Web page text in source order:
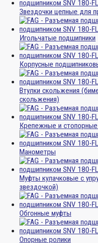
Звездочки цепные для
Игольчатые подшипники
Корпусные
Втулки скольжения
скольжения)
Крепежные и
Манометры
Муфты кулачковые с
звездочкой)
Обгонные муфты
Опорные ролики